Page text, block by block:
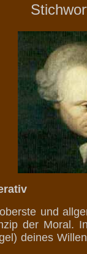
und
der Moral.
deines